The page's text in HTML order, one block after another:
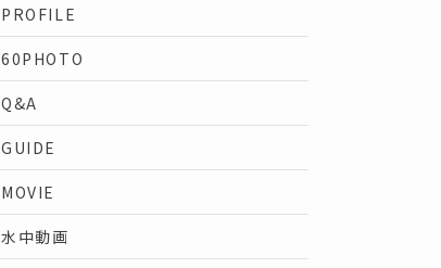
PROFILE
60PHOTO
Q&A
GUIDE
MOVIE
水中動画